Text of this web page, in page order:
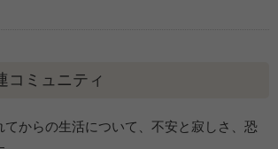
コミュニティ
てからの生活について、不安と寂しさ、恐